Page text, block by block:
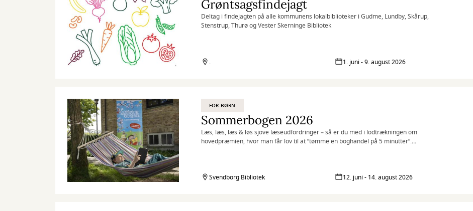
Grøntsagsfindejagt
Deltag i findejagten på alle kommunens lokalbiblioteker i Gudme, Lundby, Skårup,
Stenstrup, Thurø og Vester Skerninge Bibliotek
. 1. juni - 9. august 2026
FOR BØRN
Sommerbogen 2026
Læs, læs, læs & løs sjove læseudfordringer – så er du med i lodtrækningen om
hovedpræmien, hvor man får lov til at ”tømme en boghandel på 5 minutter”.
Svendborg Bibliotek 12. juni - 14. august 2026